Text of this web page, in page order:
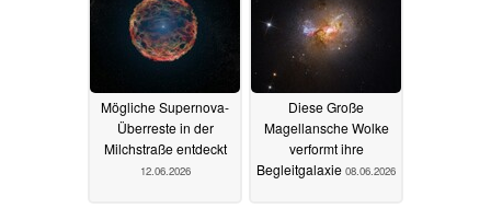
Mögliche Supernova-
Überreste in der
Milchstraße entdeckt
12.06.2026
Diese Große
Magellansche Wolke
verformt ihre
Begleitgalaxie 08.06.2026